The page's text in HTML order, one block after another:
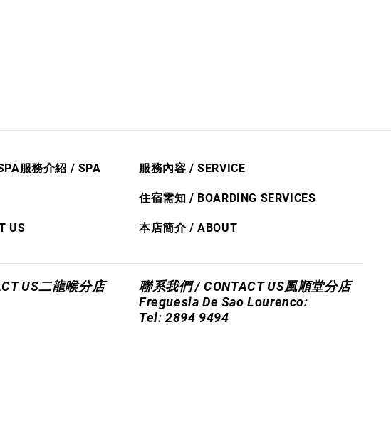
服務介紹 / SPA 服務內容 / SERVICE
住宿需知 / BOARDING SERVICES
US 本店簡介 / ABOUT
US二龍喉分店
聯系我們 / CONTACT US風順堂分店
Freguesia De Sao Lourenco:
Tel: 2894 9494